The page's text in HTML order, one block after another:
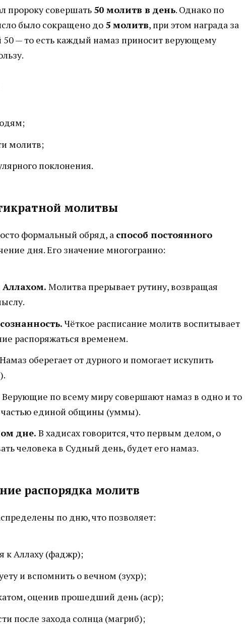
пророку совершать 50 молитв в день. Однако по
было сокращено до 5 молитв, при этом награда за
50 — то есть каждый намаз приносит верующему
молитв;
поклонения.
молитвы
формальный обряд, а способ постоянного
дня. Его значение многогранно:
Молитва прерывает рутину, возвращая
Чёткое расписание молитв воспитывает
распоряжаться временем.
Намаз оберегает от дурного и помогает искупить
Верующие по всему миру совершают намаз в одно и то
единой общины (уммы).
дне. В хадисах говорится, что первым делом, о
человека в Судный день, будет его намаз.
распорядка молитв
по дню, что позволяет:
к Аллаху (фаджр);
и вспомнить о вечном (зухр);
оценив прошедший день (аср);
после захода солнца (магриб);